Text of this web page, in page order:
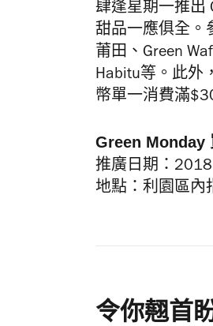
肆逢星期一推出
甜品一應俱全。
莆田、Green
Habitu等。此外
幣單一消費滿
Green Monday
推廣日期：
地點：利園區內
令你翹首